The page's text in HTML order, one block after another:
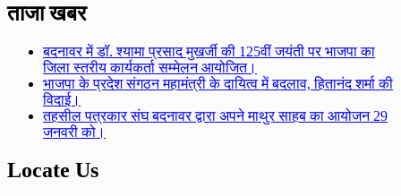
ताजा खबर
बदनावर में डॉ. श्यामा प्रसाद मुखर्जी की 125वीं जयंती पर भाजपा का
जिला स्तरीय कार्यकर्ता सम्मेलन आयोजित।
भाजपा के प्रदेश संगठन महामंत्री के दायित्व में बदलाव, हितानंद शर्मा की
विदाई।
तहसील पत्रकार संघ बदनावर द्वारा अपने माथुर साहब का आयोजन 29
जनवरी को।
Locate Us